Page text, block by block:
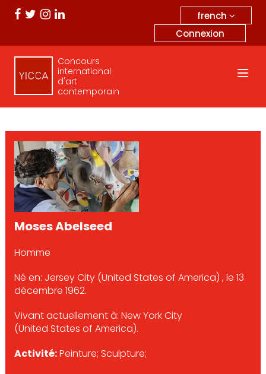
french
Connexion
Concours
international
d'art
contemporain
Moses Abelseed
Homme
Né en: Jersey City (United States of America) , le 13
décembre 1962.
Vivant actuellement à: New York City
(United States of America).
Activité:Peinture; Sculpture;